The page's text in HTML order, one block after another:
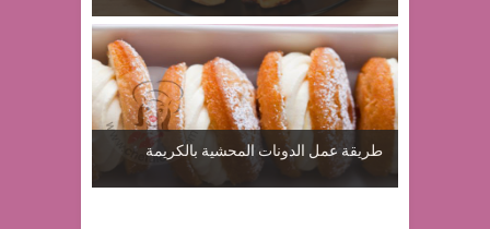
طريقة عمل الدونات المحشية بالكريمة